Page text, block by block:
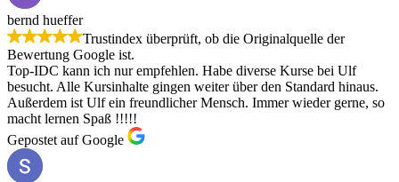
bernd hueffer
Trustindex überprüft, ob die Originalquelle der
Bewertung Google ist.
Top-IDC kann ich nur empfehlen. Habe diverse Kurse bei Ulf
besucht. Alle Kursinhalte gingen weiter über den Standard hinaus.
Außerdem ist Ulf ein freundlicher Mensch. Immer wieder gerne, so
macht lernen Spaß !!!!!
Gepostet auf Google